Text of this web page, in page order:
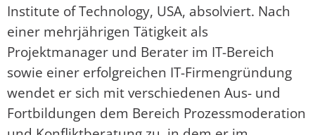
Institute of Technology, USA, absolviert. Nach
einer mehrjährigen Tätigkeit als
Projektmanager und Berater im IT-Bereich
sowie einer erfolgreichen IT-Firmengründung
wendet er sich mit verschiedenen Aus- und
Fortbildungen dem Bereich Prozessmoderation